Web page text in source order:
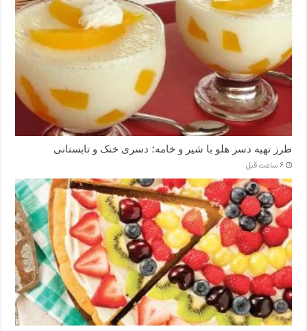
طرز تهیه دسر هلو با شیر و خامه؛ دسری خنک و تابستانی
6 ساعت قبل